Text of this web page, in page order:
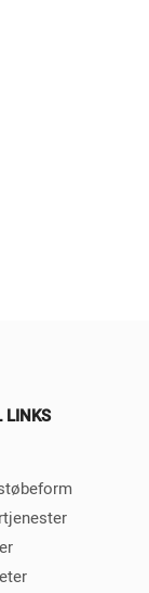
LINKS